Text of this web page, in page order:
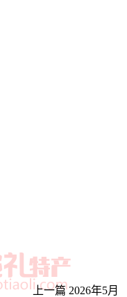
上一篇 2026年5月